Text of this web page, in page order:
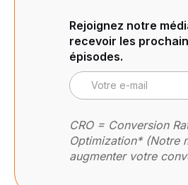
Rejoignez notre
recevoir les
épisodes.
CRO = Conversion
Optimization* (Notre
augmenter votre